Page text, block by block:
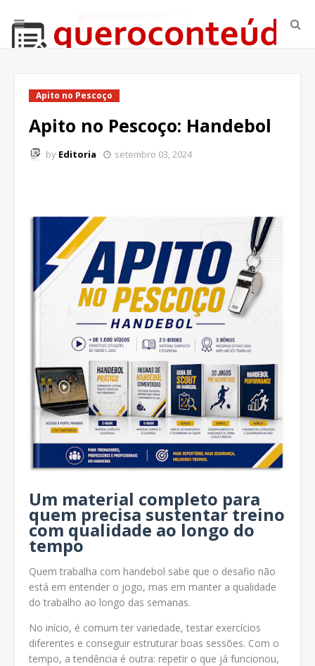
Apito no Pescoço
Apito no Pescoço: Handebol
by Editoria setembro 03, 2024
Um material completo para
quem precisa sustentar treino
com qualidade ao longo do
tempo
Quem trabalha com handebol sabe que o desafio não
está em entender o jogo, mas em manter a qualidade
do trabalho ao longo das semanas.
No início, é comum ter variedade, testar exercícios
diferentes e conseguir estruturar boas sessões. Com o
tempo, a tendência é outra: repetir o que já funcionou,